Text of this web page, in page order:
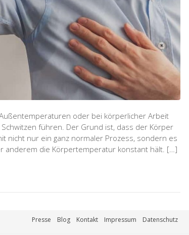
oder bei körperlicher Arbeit
führen. Der Grund ist, dass der Körper
nicht nur ein ganz normaler Prozess, sondern es
anderem die Körpertemperatur konstant hält. […]
Presse Blog Kontakt Impressum Datenschutz